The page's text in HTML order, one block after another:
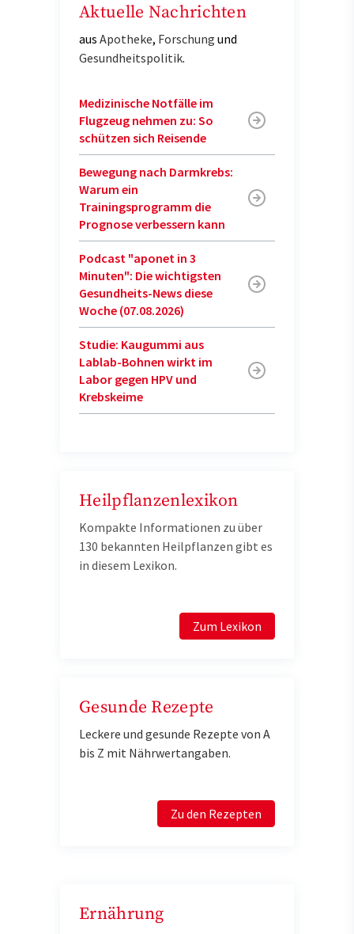
Aktuelle Nachrichten
aus Apotheke, Forschung und
Gesundheitspolitik.
Medizinische Notfälle im
Flugzeug nehmen zu: So
schützen sich Reisende
Bewegung nach Darmkrebs:
Warum ein
Trainingsprogramm die
Prognose verbessern kann
Podcast "aponet in 3
Minuten": Die wichtigsten
Gesundheits-News diese
Woche (07.08.2026)
Studie: Kaugummi aus
Lablab-Bohnen wirkt im
Labor gegen HPV und
Krebskeime
Heilpflanzenlexikon
Kompakte Informationen zu über
130 bekannten Heilpflanzen gibt es
in diesem Lexikon.
Zum Lexikon
Gesunde Rezepte
Leckere und gesunde Rezepte von A
bis Z mit Nährwertangaben.
Zu den Rezepten
Ernährung